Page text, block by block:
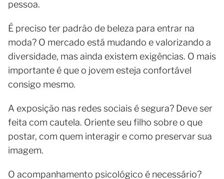
pessoa.
É preciso ter padrão de beleza para entrar na
moda? O mercado está mudando e valorizando a
diversidade, mas ainda existem exigências. O mais
importante é que o jovem esteja confortável
consigo mesmo.
A exposição nas redes sociais é segura? Deve ser
feita com cautela. Oriente seu filho sobre o que
postar, com quem interagir e como preservar sua
imagem.
O acompanhamento psicológico é necessário?